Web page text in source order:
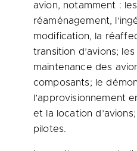
avion, notamment :
réaménagement,
modification, la
transition d’avions;
maintenance des
composants; le
l’approvisionnement
et la location
pilotes.